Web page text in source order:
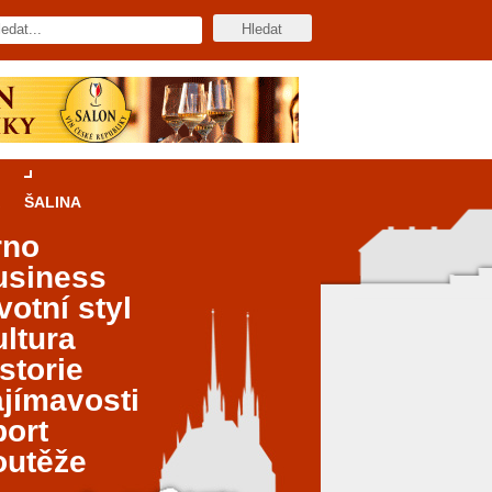
ŠALINA
styl